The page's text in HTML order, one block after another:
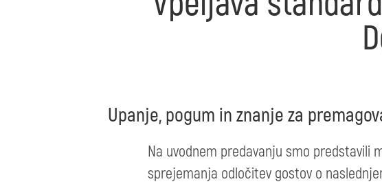
Upanje, pogum in znanje za
Na uvodnem predavanju smo predstavili
sprejemanja odločitev gostov o